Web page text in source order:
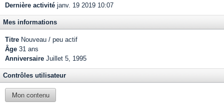
Dernière activité janv. 19 2019 10:07
Mes informations
Titre Nouveau / peu actif
Âge 31 ans
Anniversaire Juillet 5, 1995
Contrôles utilisateur
Mon contenu